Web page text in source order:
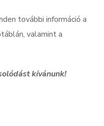
további információ a
valamint a
kívánunk!